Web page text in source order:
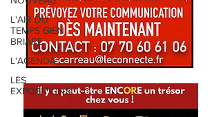
L'AIR DU
TEMPS GIEN
BRIARE
L'AGENDA
LES
EXPOSITIONS